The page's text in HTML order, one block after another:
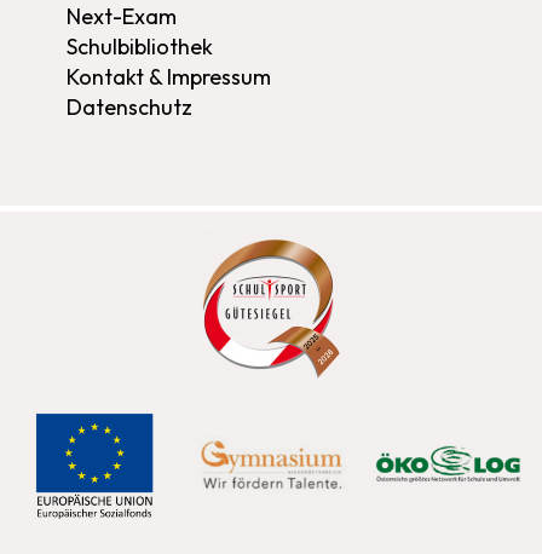
Next-Exam
Schulbibliothek
Kontakt & Impressum
Datenschutz